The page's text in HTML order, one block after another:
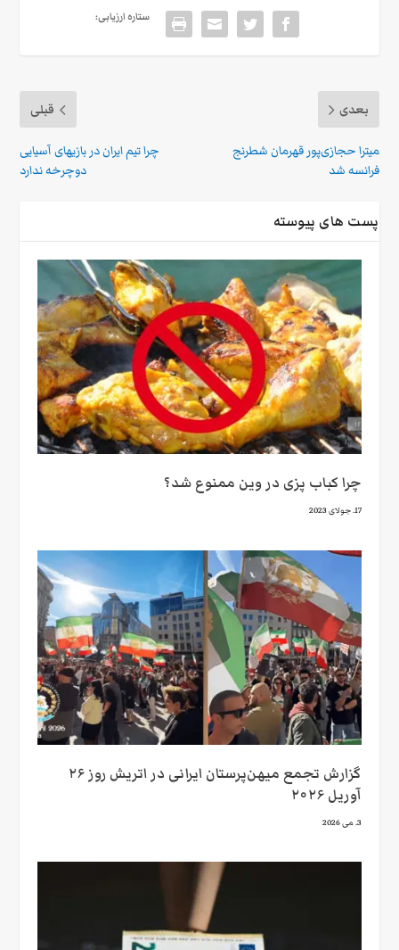
ستاره ارزیابی:
قبلی
چرا تیم ایران در بازیهای آسیایی
دوچرخه ندارد
بعدی
میترا حجازی‌پور قهرمان شطرنج
فرانسه شد
پست های پیوسته
چرا کباب پزی در وین ممنوع شد؟
17. جولای 2023
گزارش تجمع میهن‌پرستان ایرانی در اتریش روز ۲۶
آوریل ۲۰۲۶
3. می 2026